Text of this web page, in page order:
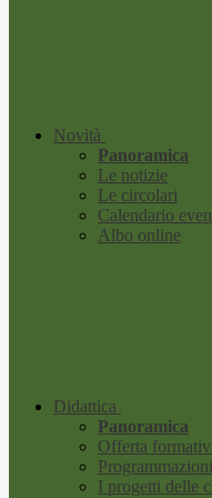
Novità
Panoramica
Le notizie
Le circolari
Calendario
Albo online
Didattica
Panoramica
Offerta
I progetti delle